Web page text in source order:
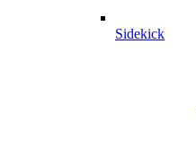
Sidekick